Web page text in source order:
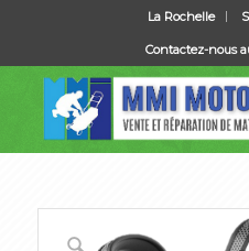
La Rochelle
Contactez-nous